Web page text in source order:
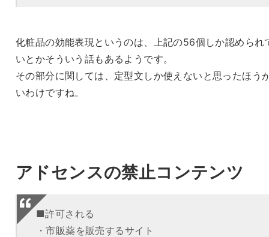
化粧品の効能表現というのは、上記の56個しか認められ
いとかそういう話もあるようです。
その部分に関しては、定型文しか使えないと思ったほう
いわけですね。
アドセンスの禁止コンテンツ
■許可される
・市販薬を販売するサイト